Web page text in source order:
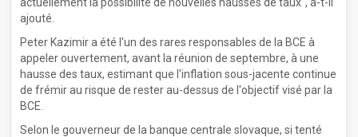
ajouté.
Peter Kazimir a été l'un des rares responsables de la BCE à
appeler ouvertement, avant la réunion de septembre, à une
hausse des taux, estimant que l'inflation sous-jacente continue
de frémir au risque de rester au-dessus de l'objectif visé par la
BCE.
Selon le gouverneur de la banque centrale slovaque, si tenté